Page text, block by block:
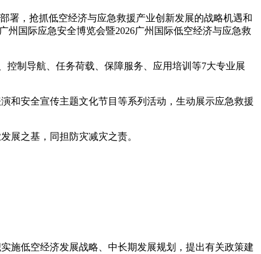
，抢抓低空经济与应急救援产业创新发展的战略机遇和
国际应急安全博览会暨2026广州国际低空经济与应急救
制导航、任务荷载、保障服务、应用培训等7大专业展
安全宣传主题文化节目等系列活动，生动展示应急救援
之基，同担防灾减灾之责。
低空经济发展战略、中长期发展规划，提出有关政策建